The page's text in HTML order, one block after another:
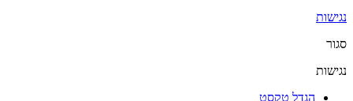
נגישות
סגור
נגישות
הגדל טקסט